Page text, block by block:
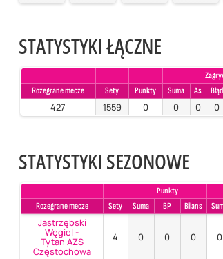
STATYSTYKI ŁĄCZNE
Rozegrane mecze
Sety Punkty Suma As Błąd
427 1559 0 0 0 0
STATYSTYKI SEZONOWE
Punkty
Rozegrane mecze
Sety Suma BP Bilans
Jastrzębski
Węgiel -
Tytan AZS
Częstochowa
4 0 0 0 0